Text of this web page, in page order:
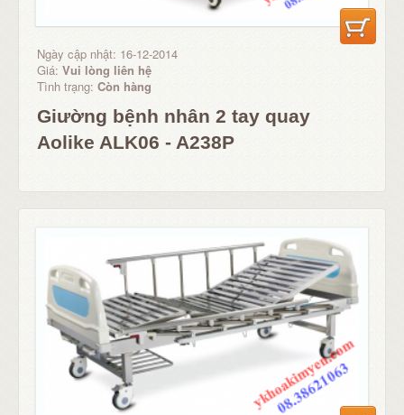
Ngày cập nhật: 16-12-2014
Giá: Vui lòng liên hệ
Tình trạng: Còn hàng
Giường bệnh nhân 2 tay quay
Aolike ALK06 - A238P